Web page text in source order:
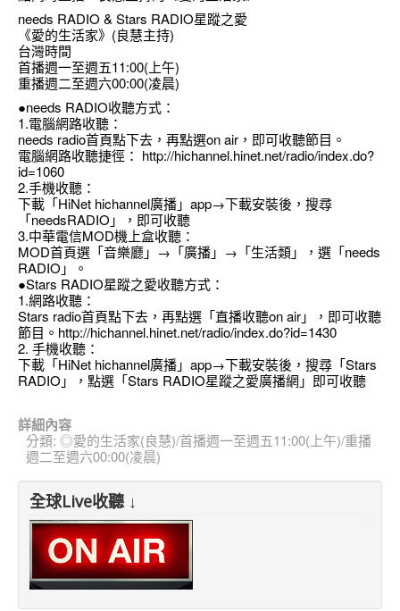
needs RADIO & Stars RADIO星蹤之愛
《愛的生活家》(良慧主持)
台灣時間
首播週一至週五11:00(上午)
重播週二至週六00:00(凌晨)
●needs RADIO收聽方式：
1.電腦網路收聽：
needs radio首頁點下去，再點選on air，即可收聽節目。
電腦網路收聽捷徑： http://hichannel.hinet.net/radio/index.do?
id=1060
2.手機收聽：
下載「HiNet hichannel廣播」app→下載安裝後，搜尋
「needsRADIO」，即可收聽
3.中華電信MOD機上盒收聽：
MOD首頁選「音樂廳」→「廣播」→「生活類」，選「needs
RADIO」。
●Stars RADIO星蹤之愛收聽方式：
1.網路收聽：
Stars radio首頁點下去，再點選「直播收聽on air」，即可收聽
節目。 http://hichannel.hinet.net/radio/index.do?id=1430
2. 手機收聽：
下載「HiNet hichannel廣播」app→下載安裝後，搜尋「Stars
RADIO」，點選「Stars RADIO星蹤之愛廣播網」即可收聽
詳細內容
分類: ◎愛的生活家(良慧)/首播週一至週五11:00(上午)/重播
週二至週六00:00(凌晨)
全球Live收聽 ↓